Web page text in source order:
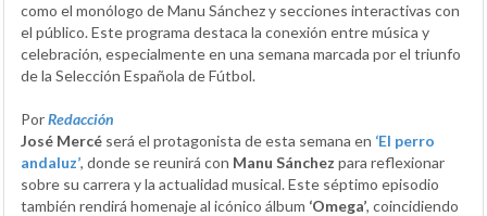
como el monólogo de Manu Sánchez y secciones interactivas con
el público. Este programa destaca la conexión entre música y
celebración, especialmente en una semana marcada por el triunfo
de la Selección Española de Fútbol.
PorRedacción
José Mercé será el protagonista de esta semana en ‘El perro
andaluz’, donde se reunirá con Manu Sánchez para reflexionar
sobre su carrera y la actualidad musical. Este séptimo episodio
también rendirá homenaje al icónico álbum ‘Omega’, coincidiendo